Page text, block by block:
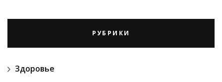
РУБРИКИ
Здоровье